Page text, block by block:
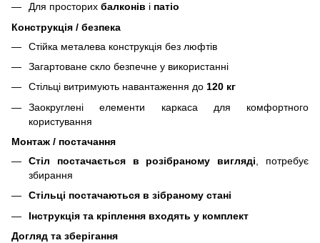
Для просторих балконів і патіо
Конструкція / безпека
Стійка металева конструкція без люфтів
Загартоване скло безпечне у використанні
Стільці витримують навантаження до 120 кг
Заокруглені елементи каркаса для комфортного
користування
Монтаж / постачання
Стіл постачається в розібраному вигляді , потребує
збирання
Стільці постачаються в зібраному стані
Інструкція та кріплення входять у комплект
Догляд та зберігання